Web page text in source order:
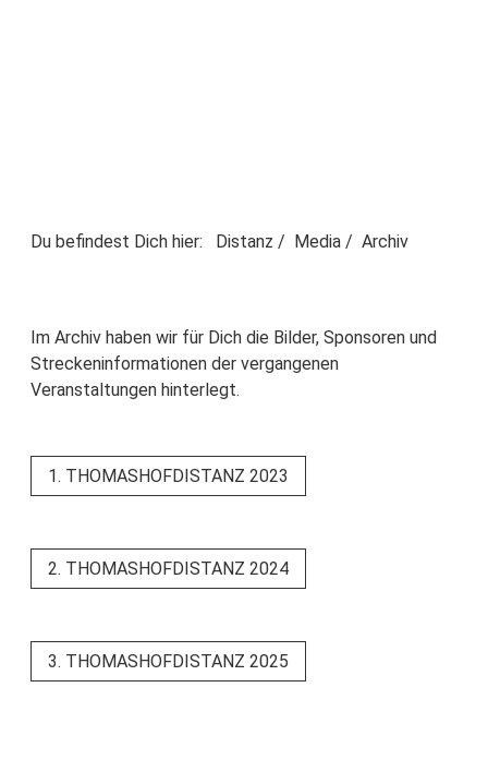
Du befindest Dich hier: Distanz / Media / Archiv
Im Archiv haben wir für Dich die Bilder, Sponsoren und
Streckeninformationen der vergangenen
Veranstaltungen hinterlegt.
1. THOMASHOFDISTANZ 2023
2. THOMASHOFDISTANZ 2024
3. THOMASHOFDISTANZ 2025